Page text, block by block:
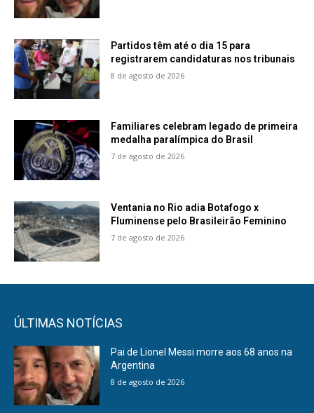
Partidos têm até o dia 15 para
registrarem candidaturas nos tribunais
8 de agosto de 2026
Familiares celebram legado de primeira
medalha paralímpica do Brasil
7 de agosto de 2026
Ventania no Rio adia Botafogo x
Fluminense pelo Brasileirão Feminino
7 de agosto de 2026
ÚLTIMAS NOTÍCIAS
Pai de Lionel Messi morre aos 68 anos na
Argentina
8 de agosto de 2026